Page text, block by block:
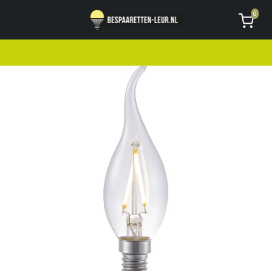
Geen code ontvangen of kwijt?
AVG
0